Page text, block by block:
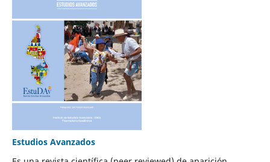
Estudios Avanzados